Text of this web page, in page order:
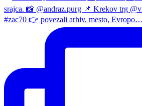
#zac70 👉 povezali arhiv, mesto,